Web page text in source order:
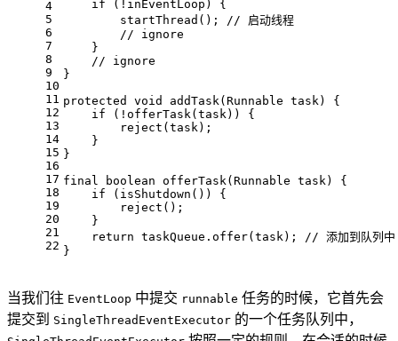
4
5
6
7
8
9
10
11
12
13
14
15
16
17
18
19
20
21
22
if (!inEventLoop) {
        startThread();
// 启动线程
// ignore
    }
// ignore
}
protected
void addTask (Runnable task)
{
if (!offerTask(task)) {
        reject(task);
    }
}
final
boolean offerTask (Runnable task)
{
if (isShutdown()) {
        reject();
    }
return taskQueue.offer(task);
// 添加到队列中
}
当我们往 EventLoop 中提交 runnable 任务的时候，它首先会
提交到 SingleThreadEventExecutor 的一个任务队列中，